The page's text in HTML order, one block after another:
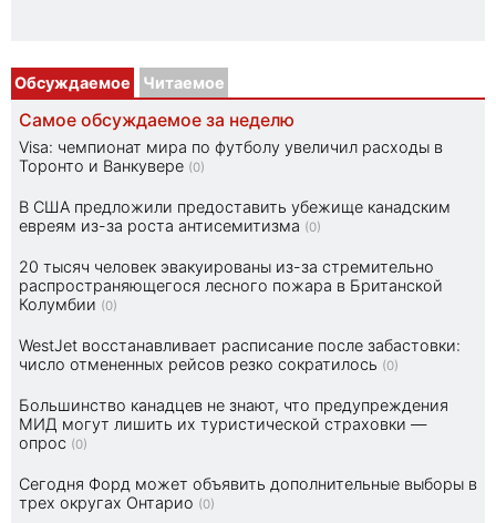
Обсуждаемое Читаемое
Самое обсуждаемое за неделю
Visa: чемпионат мира по футболу увеличил расходы в
Торонто и Ванкувере (0)
В США предложили предоставить убежище канадским
евреям из-за роста антисемитизма (0)
20 тысяч человек эвакуированы из-за стремительно
распространяющегося лесного пожара в Британской
Колумбии (0)
WestJet восстанавливает расписание после забастовки:
число отмененных рейсов резко сократилось (0)
Большинство канадцев не знают, что предупреждения
МИД могут лишить их туристической страховки —
опрос (0)
Сегодня Форд может объявить дополнительные выборы в
трех округах Онтарио (0)